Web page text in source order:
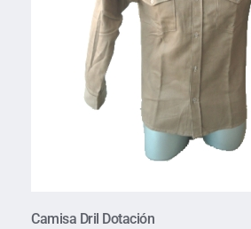
Camisa Dril Dotación